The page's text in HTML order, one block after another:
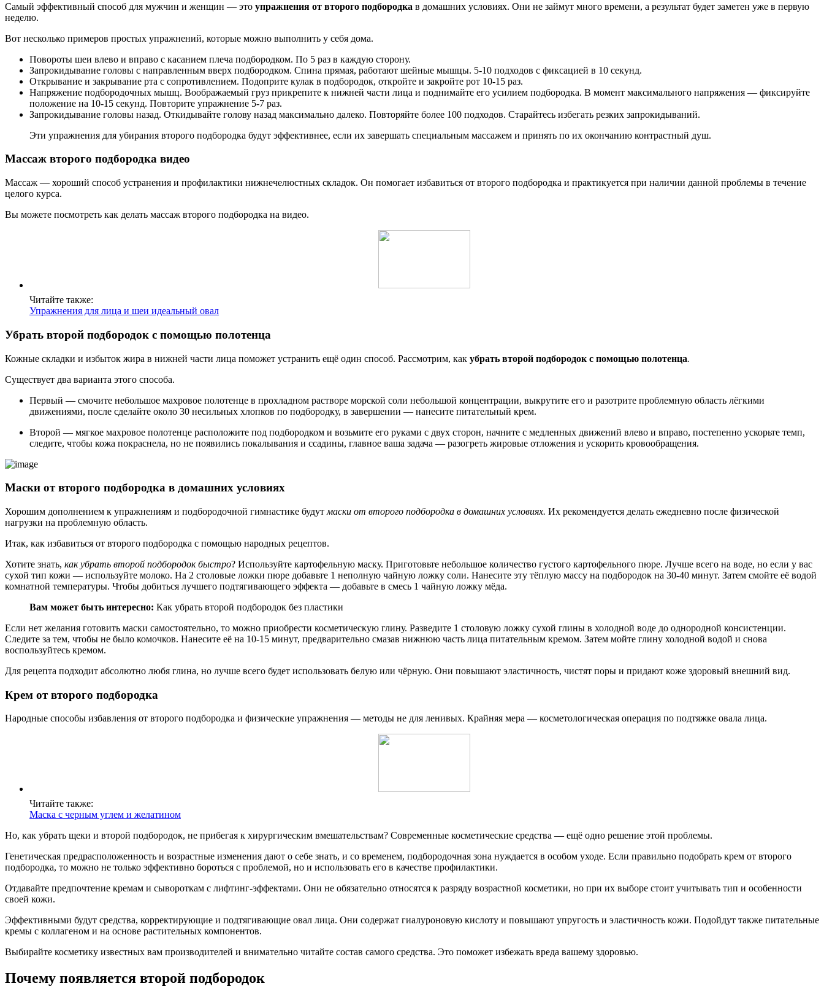
Самый эффективный способ для мужчин и женщин — это упражнения от второго подбородка в домашних условиях. Они не займут много времени, а результат будет заметен уже в первую
неделю.
Вот несколько примеров простых упражнений, которые можно выполнить у себя дома.
Повороты шеи влево и вправо с касанием плеча подбородком. По 5 раз в каждую сторону.
Запрокидывание головы с направленным вверх подбородком. Спина прямая, работают шейные мышцы. 5-10 подходов с фиксацией в 10 секунд.
Открывание и закрывание рта с сопротивлением. Подоприте кулак в подбородок, откройте и закройте рот 10-15 раз.
Напряжение подбородочных мышц. Воображаемый груз прикрепите к нижней части лица и поднимайте его усилием подбородка. В момент максимального напряжения — фиксируйте
положение на 10-15 секунд. Повторите упражнение 5-7 раз.
Запрокидывание головы назад. Откидывайте голову назад максимально далеко. Повторяйте более 100 подходов. Старайтесь избегать резких запрокидываний.
Эти упражнения для убирания второго подбородка будут эффективнее, если их завершать специальным массажем и принять по их окончанию контрастный душ.
Массаж второго подбородка видео
Массаж — хороший способ устранения и профилактики нижнечелюстных складок. Он помогает избавиться от второго подбородка и практикуется при наличии данной проблемы в течение
целого курса.
Вы можете посмотреть как делать массаж второго подбородка на видео.
Читайте также:
Упражнения для лица и шеи идеальный овал
Убрать второй подбородок с помощью полотенца
Кожные складки и избыток жира в нижней части лица поможет устранить ещё один способ. Рассмотрим, как убрать второй подбородок с помощью полотенца.
Существует два варианта этого способа.
Первый — смочите небольшое махровое полотенце в прохладном растворе морской соли небольшой концентрации, выкрутите его и разотрите проблемную область лёгкими
движениями, после сделайте около 30 несильных хлопков по подбородку, в завершении — нанесите питательный крем.
Второй — мягкое махровое полотенце расположите под подбородком и возьмите его руками с двух сторон, начните с медленных движений влево и вправо, постепенно ускорьте темп,
следите, чтобы кожа покраснела, но не появились покалывания и ссадины, главное ваша задача — разогреть жировые отложения и ускорить кровообращения.
Маски от второго подбородка в домашних условиях
Хорошим дополнением к упражнениям и подбородочной гимнастике будут маски от второго подбородка в домашних условиях. Их рекомендуется делать ежедневно после физической
нагрузки на проблемную область.
Итак, как избавиться от второго подбородка с помощью народных рецептов.
Хотите знать, как убрать второй подбородок быстро? Используйте картофельную маску. Приготовьте небольшое количество густого картофельного пюре. Лучше всего на воде, но если у вас
сухой тип кожи — используйте молоко. На 2 столовые ложки пюре добавьте 1 неполную чайную ложку соли. Нанесите эту тёплую массу на подбородок на 30-40 минут. Затем смойте её водой
комнатной температуры. Чтобы добиться лучшего подтягивающего эффекта — добавьте в смесь 1 чайную ложку мёда.
Вам может быть интересно: Как убрать второй подбородок без пластики
Если нет желания готовить маски самостоятельно, то можно приобрести косметическую глину. Разведите 1 столовую ложку сухой глины в холодной воде до однородной консистенции.
Следите за тем, чтобы не было комочков. Нанесите её на 10-15 минут, предварительно смазав нижнюю часть лица питательным кремом. Затем мойте глину холодной водой и снова
воспользуйтесь кремом.
Для рецепта подходит абсолютно любя глина, но лучше всего будет использовать белую или чёрную. Они повышают эластичность, чистят поры и придают коже здоровый внешний вид.
Крем от второго подбородка
Народные способы избавления от второго подбородка и физические упражнения — методы не для ленивых. Крайняя мера — косметологическая операция по подтяжке овала лица.
Читайте также:
Маска с черным углем и желатином
Но, как убрать щеки и второй подбородок, не прибегая к хирургическим вмешательствам? Современные косметические средства — ещё одно решение этой проблемы.
Генетическая предрасположенность и возрастные изменения дают о себе знать, и со временем, подбородочная зона нуждается в особом уходе. Если правильно подобрать крем от второго
подбородка, то можно не только эффективно бороться с проблемой, но и использовать его в качестве профилактики.
Отдавайте предпочтение кремам и сывороткам с лифтинг-эффектами. Они не обязательно относятся к разряду возрастной косметики, но при их выборе стоит учитывать тип и особенности
своей кожи.
Эффективными будут средства, корректирующие и подтягивающие овал лица. Они содержат гиалуроновую кислоту и повышают упругость и эластичность кожи. Подойдут также питательные
кремы с коллагеном и на основе растительных компонентов.
Выбирайте косметику известных вам производителей и внимательно читайте состав самого средства. Это поможет избежать вреда вашему здоровью.
Почему появляется второй подбородок